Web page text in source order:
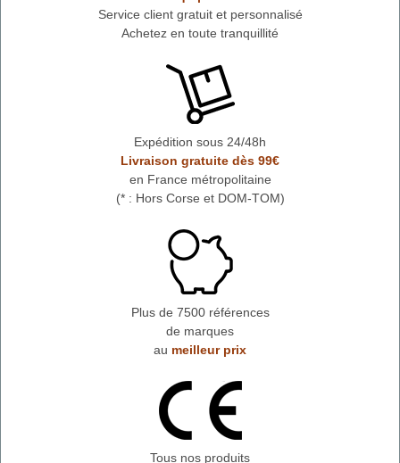
Service client gratuit et personnalisé
Achetez en toute tranquillité
Expédition sous 24/48h
Livraison gratuite dès 99€
en France métropolitaine
(* : Hors Corse et DOM-TOM)
Plus de 7500 références
de marques
au meilleur prix
Tous nos produits